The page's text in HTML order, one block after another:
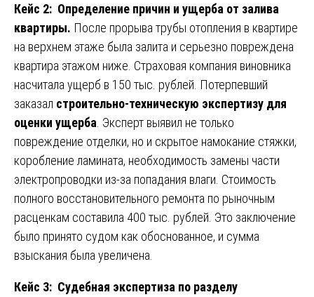
Кейс 2: Определение причин и ущерба от залива
квартиры. После прорыва трубы отопления в квартире
на верхнем этаже была залита и серьезно повреждена
квартира этажом ниже. Страховая компания виновника
насчитала ущерб в 150 тыс. рублей. Потерпевший
заказал строительно-техническую экспертизу для
оценки ущерба . Эксперт выявил не только
повреждение отделки, но и скрытое намокание стяжки,
коробление ламината, необходимость замены части
электропроводки из-за попадания влаги. Стоимость
полного восстановительного ремонта по рыночным
расценкам составила 400 тыс. рублей. Это заключение
было принято судом как обоснованное, и сумма
взыскания была увеличена.
Кейс 3: Судебная экспертиза по разделу